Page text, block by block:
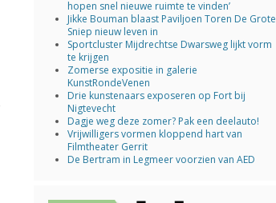
hopen snel nieuwe ruimte te vinden’
Jikke Bouman blaast Paviljoen Toren De Grote
Sniep nieuw leven in
Sportcluster Mijdrechtse Dwarsweg lijkt vorm
te krijgen
Zomerse expositie in galerie
KunstRondeVenen
Drie kunstenaars exposeren op Fort bij
Nigtevecht
Dagje weg deze zomer? Pak een deelauto!
Vrijwilligers vormen kloppend hart van
Filmtheater Gerrit
De Bertram in Legmeer voorzien van AED